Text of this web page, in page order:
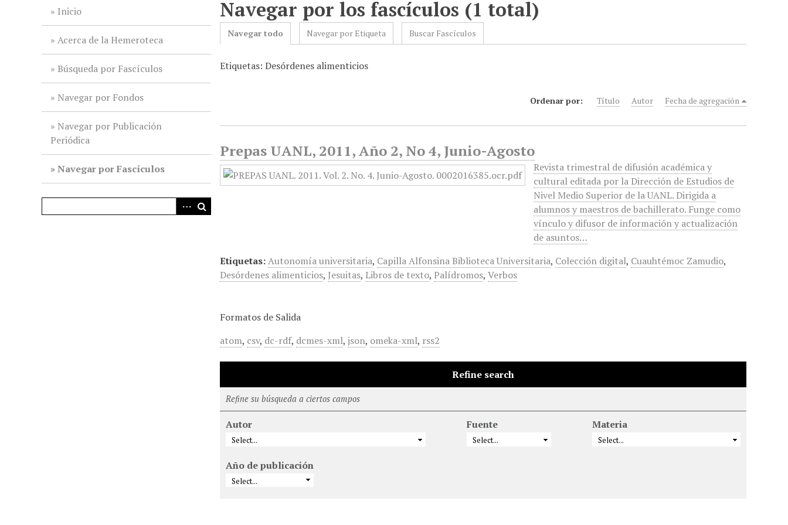
Inicio
Acerca de la Hemeroteca
Búsqueda por Fascículos
Navegar por Fondos
Navegar por Publicación
Periódica
Navegar por Fascículos
Navegar por los fascículos (1 total)
Navegar todo Navegar por Etiqueta Buscar Fascículos
Etiquetas: Desórdenes alimenticios
Ordenar por: Título Autor Fecha de agregación
Prepas UANL, 2011, Año 2, No 4, Junio-Agosto
Revista trimestral de difusión académica y
cultural editada por la Dirección de Estudios de
Nivel Medio Superior de la UANL. Dirigida a
alumnos y maestros de bachillerato. Funge como
vínculo y difusor de información y actualización
de asuntos…
Etiquetas:Autonomía universitaria, Capilla Alfonsina Biblioteca Universitaria, Colección digital, Cuauhtémoc Zamudio,
Desórdenes alimenticios, Jesuitas, Libros de texto, Palídromos,Verbos
Formatos de Salida
atom, csv, dc-rdf, dcmes-xml,json, omeka-xml, rss2
Refine search
Refine su búsqueda a ciertos campos
Autor Fuente Materia
Año de publicación